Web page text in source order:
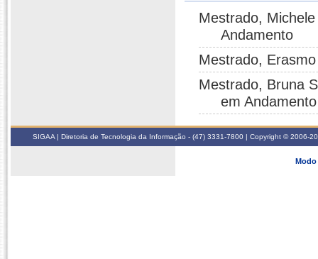
Mestrado,
Andamento
Mestrado,
Mestrado, Bruna
em Andamento
SIGAA | Diretoria de Tecnologia da Informação - (47) 3331-7800 | Copyright © 2006-
Modo